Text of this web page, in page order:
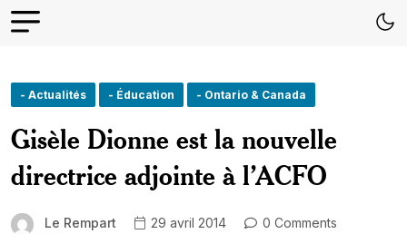
- Actualités - Éducation - Ontario & Canada
Gisèle Dionne est la nouvelle
directrice adjointe à l’ACFO
Le Rempart 29 avril 2014
0 Comments